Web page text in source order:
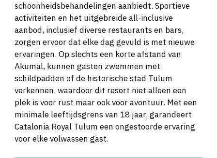
schoonheidsbehandelingen aanbiedt. Sportieve
activiteiten en het uitgebreide all-inclusive
aanbod, inclusief diverse restaurants en bars,
zorgen ervoor dat elke dag gevuld is met nieuwe
ervaringen. Op slechts een korte afstand van
Akumal, kunnen gasten zwemmen met
schildpadden of de historische stad Tulum
verkennen, waardoor dit resort niet alleen een
plek is voor rust maar ook voor avontuur. Met een
minimale leeftijdsgrens van 18 jaar, garandeert
Catalonia Royal Tulum een ongestoorde ervaring
voor elke volwassen gast.